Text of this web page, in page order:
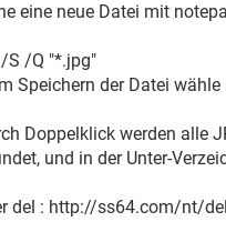
eine neue Datei mit
S /Q "*.jpg"
Speichern der Datei
Doppelklick werden alle
und in der Unter-
del : http://ss64.com/nt/